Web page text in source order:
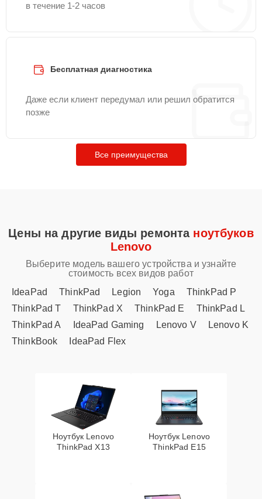
в течение 1-2 часов
Бесплатная диагностика
Даже если клиент передумал или решил обратится
позже
Все преимущества
Цены на другие виды ремонта ноутбуков
Lenovo
Выберите модель вашего устройства и узнайте
стоимость всех видов работ
IdeaPad
ThinkPad Legion Yoga
ThinkPad P
ThinkPad T
ThinkPad X ThinkPad E
ThinkPad L
ThinkPad A
IdeaPad Gaming Lenovo V
Lenovo K
ThinkBook
IdeaPad Flex
Ноутбук Lenovo
ThinkPad X13
Ноутбук Lenovo
ThinkPad E15